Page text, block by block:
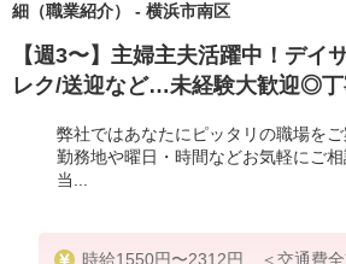
細（職業紹介） - 横浜市南区
【週3〜】主婦主夫活躍中！デイ
レク/送迎など…未経験大歓迎◎丁
弊社ではあなたにピッタリの職場を
勤務地や曜日・時間などお気軽にご
当...
時給1550円〜2312円 ＜交通費全